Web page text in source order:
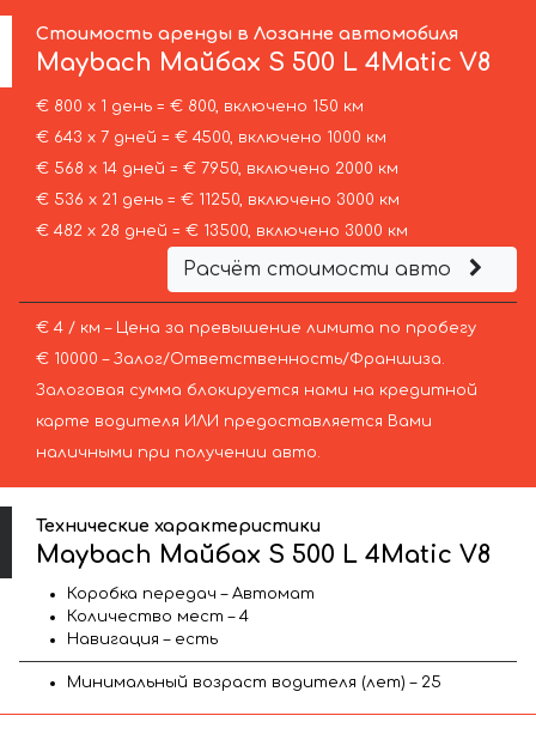
Стоимость аренды в Лозанне автомобиля
Maybach Майбах S 500 L 4Matic V8
€ 800 х 1 день = € 800, включено 150 км
€ 643 х 7 дней = € 4500, включено 1000 км
€ 568 х 14 дней = € 7950, включено 2000 км
€ 536 х 21 день = € 11250, включено 3000 км
€ 482 х 28 дней = € 13500, включено 3000 км
Расчёт стоимости авто
€ 4 / км – Цена за превышение лимита по пробегу
€ 10000 – Залог/Ответственность/Франшиза.
Залоговая сумма блокируется нами на кредитной
карте водителя ИЛИ предоставляется Вами
наличными при получении авто.
Технические характеристики
Maybach Майбах S 500 L 4Matic V8
Коробка передач – Автомат
Количество мест – 4
Навигация – есть
Минимальный возраст водителя (лет) – 25